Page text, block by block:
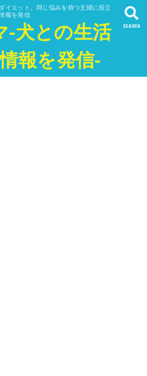
イエット。同じ悩みを持つ主婦に役立
報を発信
-犬との生活
報を発信-
SEARCH